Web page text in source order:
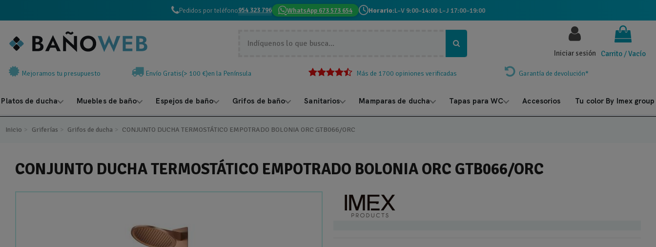
Pedidos por teléfono954 323 796 WhatsApp 673 573 654 Horario:L–V 9:00–14:00·L–J 17:00–19:00
Carrito /Vacío
Iniciar sesión
Mejoramos tu presupuesto Envío Gratis(> 100 €)en la Península Más de 1700 opiniones verificadas Garantía de devolución*
Platos de ducha Muebles de baño Espejos de baño Grifos de baño Sanitarios Mamparas de ducha Tapas para WC Accesorios Tu color By Imex group
Inicio Griferías Grifos de ducha CONJUNTO DUCHA TERMOSTÁTICO EMPOTRADO BOLONIA ORC GTB066/ORC
CONJUNTO DUCHA TERMOSTÁTICO EMPOTRADO BOLONIA ORC GTB066/ORC